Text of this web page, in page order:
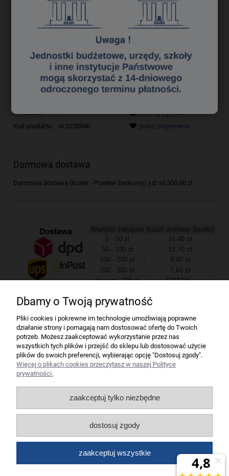
11,99 zł
Cena netto: 9,75 zł
do koszyka
dodaj do przechowalni
Producent: JUMPE
Kod produktu:
ro 0230040
zapytaj o produkt
poleć znajomemu
Darmowa dostawa
Darmowa dostawa (Kurier - Przelew bankowy) już od 300,00 zł.
Wartość zakupów
Koszt dostawy (brutto)
0 - 50 zł
16,40 zł
50 - 100 zł
12,70 zł
100 - 200 zł
9,80 zł
200 - 300 zł
7,60 zł
powyżej 300 zł
GRATIS
Firma
Bindownice wg producentów
Niszczarki wg producentów
Liczarki pieniędzy
Wszelkie prawa zastrzeżone dla artykuły biurowe Koneser.
Dbamy o Twoją prywatność
Pliki cookies i pokrewne im technologie umożliwiają poprawne
działanie strony i pomagają nam dostosować ofertę do Twoich
potrzeb. Możesz zaakceptować wykorzystanie przez nas
wszystkich tych plików i przejść do sklepu lub dostosować użycie
plików do swoich preferencji, wybierając opcję "Dostosuj zgody".
Więcej o plikach cookies przeczytasz w naszej Polityce
prywatności.
zaakceptuj tylko niezbędne
dostosuj zgody
zaakceptuj wszystkie